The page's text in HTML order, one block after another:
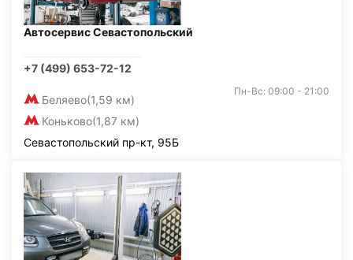
Автосервис Севастопольский
+7 (499) 653-72-12
Беляево(1,59 км)
Коньково(1,87 км)
Пн-Вс: 09:00 - 21:00
Севастопольский пр-кт, 95Б